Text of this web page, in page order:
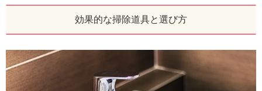
効果的な掃除道具と選び方